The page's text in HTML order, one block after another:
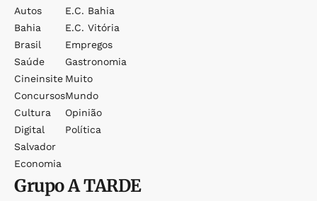
Autos
Bahia
Brasil
Saúde
Cineinsite
Concursos
Cultura
Digital
Salvador
Economia
E.c. Bahia
E.c. Vitória
Empregos
Gastronomia
Muito
Mundo
Opinião
Política
GrupoA TARDE